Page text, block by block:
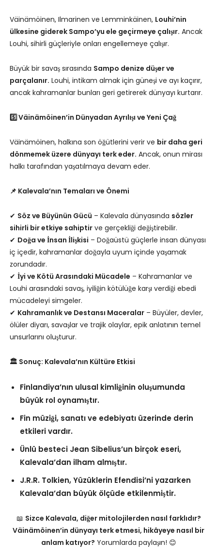
Väinämöinen, Ilmarinen ve Lemminkäinen, Louhi’nin
ülkesine giderek Sampo’yu ele geçirmeye çalışır. Ancak
Louhi, sihirli güçleriyle onları engellemeye çalışır.
Büyük bir savaş sırasında Sampo denize düşer ve
parçalanır. Louhi, intikam almak için güneşi ve ayı kaçırır,
ancak kahramanlar bunları geri getirerek dünyayı kurtarır.
5️⃣ Väinämöinen’in Dünyadan Ayrılışı ve Yeni Çağ
Väinämöinen, halkına son öğütlerini verir ve bir daha geri
dönmemek üzere dünyayı terk eder. Ancak, onun mirası
halkı tarafından yaşatılmaya devam eder.
📌 Kalevala’nın Temaları ve Önemi
✔ Söz ve Büyünün Gücü – Kalevala dünyasında sözler
sihirli bir etkiye sahiptir ve gerçekliği değiştirebilir.
✔ Doğa ve İnsan İlişkisi – Doğaüstü güçlerle insan dünyası
iç içedir, kahramanlar doğayla uyum içinde yaşamak
zorundadır.
✔ İyi ve Kötü Arasındaki Mücadele – Kahramanlar ve
Louhi arasındaki savaş, iyiliğin kötülüğe karşı verdiği ebedi
mücadeleyi simgeler.
✔ Kahramanlık ve Destansı Maceralar – Büyüler, devler,
ölüler diyarı, savaşlar ve trajik olaylar, epik anlatının temel
unsurlarını oluşturur.
🏛 Sonuç: Kalevala’nın Kültüre Etkisi
Finlandiya’nın ulusal kimliğinin oluşumunda
büyük rol oynamıştır.
Fin müziği, sanatı ve edebiyatı üzerinde derin
etkileri vardır.
Ünlü besteci Jean Sibelius’un birçok eseri,
Kalevala’dan ilham almıştır.
J.R.R. Tolkien, Yüzüklerin Efendisi’ni yazarken
Kalevala’dan büyük ölçüde etkilenmiştir.
📖 Sizce Kalevala, diğer mitolojilerden nasıl farklıdır?
Väinämöinen’in dünyayı terk etmesi, hikâyeye nasıl bir
anlam katıyor? Yorumlarda paylaşın! 😊